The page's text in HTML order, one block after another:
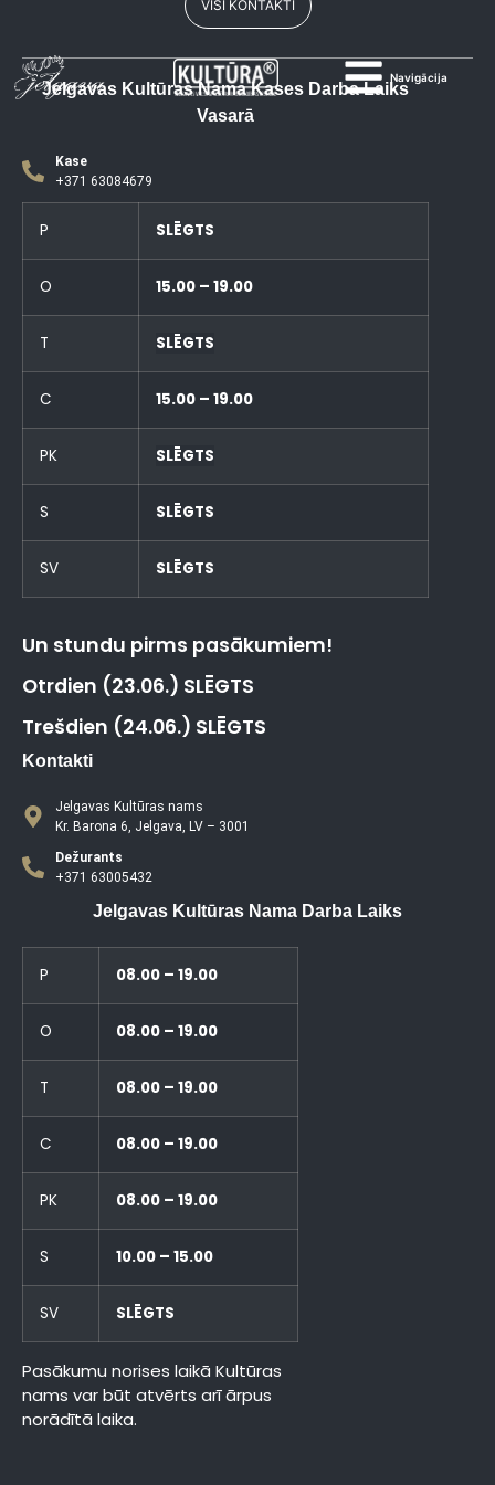
Navigācija
VISI KONTAKTI
Jelgavas Kultūras Nama Kases Darba Laiks
Vasarā
Kase
+371 63084679
P SLĒGTS
O 15.00 – 19.00
T SLĒGTS
C 15.00 – 19.00
PK SLĒGTS
S SLĒGTS
SV SLĒGTS
Un stundu pirms pasākumiem!
Otrdien (23.06.) SLĒGTS
Trešdien (24.06.) SLĒGTS
Kontakti
Jelgavas Kultūras nams
Kr. Barona 6, Jelgava, LV – 3001
Dežurants
+371 63005432
Jelgavas Kultūras Nama Darba Laiks
P 08.00 – 19.00
O 08.00 – 19.00
T 08.00 – 19.00
C 08.00 – 19.00
PK 08.00 – 19.00
S 10.00 – 15.00
SV SLĒGTS
Pasākumu norises laikā Kultūras
nams var būt atvērts arī ārpus
norādītā laika.